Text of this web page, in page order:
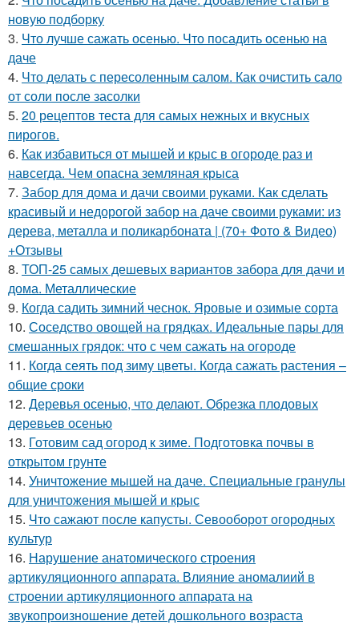
новую подборку
3. Что лучше сажать осенью. Что посадить осенью на
даче
4. Что делать с пересоленным салом. Как очистить сало
от соли после засолки
5. 20 рецептов теста для самых нежных и вкусных
пирогов.
6. Как избавиться от мышей и крыс в огороде раз и
навсегда. Чем опасна земляная крыса
7. Забор для дома и дачи своими руками. Как сделать
красивый и недорогой забор на даче своими руками: из
дерева, металла и поликарбоната | (70+ Фото & Видео)
+Отзывы
8. ТОП-25 самых дешевых вариантов забора для дачи и
дома. Металлические
9. Когда садить зимний чеснок. Яровые и озимые сорта
10. Соседство овощей на грядках. Идеальные пары для
смешанных грядок: что с чем сажать на огороде
11. Когда сеять под зиму цветы. Когда сажать растения –
общие сроки
12. Деревья осенью, что делают. Обрезка плодовых
деревьев осенью
13. Готовим сад огород к зиме. Подготовка почвы в
открытом грунте
14. Уничтожение мышей на даче. Специальные гранулы
для уничтожения мышей и крыс
15. Что сажают после капусты. Севооборот огородных
культур
16. Нарушение анатомического строения
артикуляционного аппарата. Влияние аномалиий в
строении артикуляционного аппарата на
звукопроизношение детей дошкольного возраста